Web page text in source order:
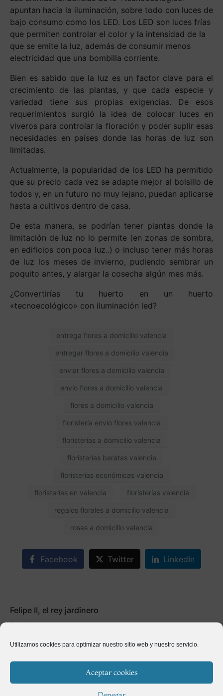
Utilizamos cookies para optimizar nuestro sitio web y nuestro servicio.
Aceptar cookies
apuntan hacia la iluminación, sobre todo con luces de
bajo consumo como los LED. Los LED son luces frías
que permiten controlar el color y la intensidad de la
que se emite la luz, además de consumir menos
electricidad que una bombilla corriente.
Bien es sabido que la luz es un factor clave para el
crecimiento de las plantas, y que cada especie y
variedad tiene sus propias exigencias. De esos
requerimientos surgió la idea de colocar luces en
viveros para controlar la floración y poder suplir esas
necesidades en países donde las horas de luz son
limitadas.
Actualmente, la popularidad de los LED ha permitido
que su precio cada vez se adapte mejor al bolsillo de
todos y, en un futuro no muy lejano, puedan aplicarse
hasta a cultivos dentro de casa.
De esta manera, se podrían tener plantas donde la
limitación de luz no lo permite (en zonas de sombra,
en edificios con poca luz..) o incluso tener más horas
de luz los meses de invierno, pudiendo sembrar un
poquito antes, y alargar la cosecha algún mes más.
¿Convertirías tu huerto en un huerto
«tecnoecológico» con iluminación led?
entrega flores a domicilio valencia
entregar flores a domicilio valencia
enviar flores a domicilio valencia
envío flores a domicilio valencia
flores a domicilio valencia
floristería envío flores valencia
floristerías a domicilio valencia
floristerías baratas valencia
floristerías económicas valencia
floristerías en valencia floristerías valencia
regalos florales a domicilio valencia
rosas a domicilio valencia
Facebook Twitter LinkedIn
Felipe II, el rey jardinero
Anterior
Cactus del mundo
Siguiente